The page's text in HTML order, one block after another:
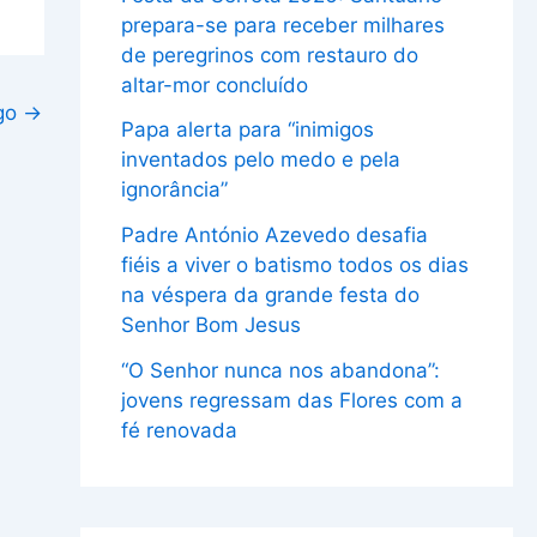
→
prepara-se para receber milhares
de peregrinos com restauro do
altar-mor concluído
Papa alerta para “inimigos
inventados pelo medo e pela
ignorância”
Padre António Azevedo desafia
fiéis a viver o batismo todos os dias
na véspera da grande festa do
Senhor Bom Jesus
“O Senhor nunca nos abandona”:
jovens regressam das Flores com a
fé renovada